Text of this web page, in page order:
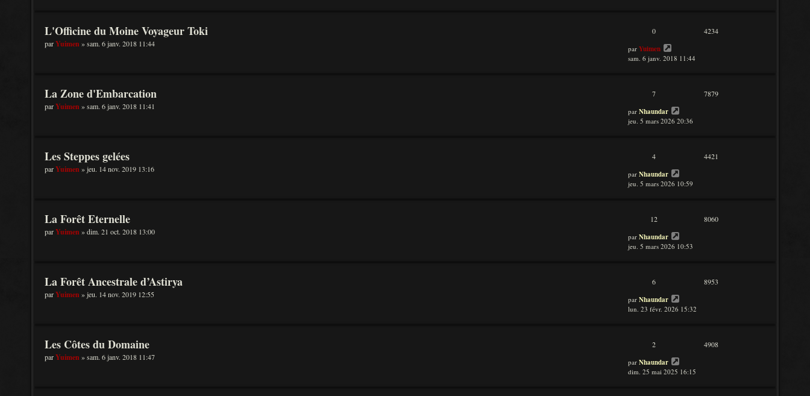
L'Officine du Moine Voyageur Toki
parYuimen» sam. 6 janv. 2018 11:44
0 4234
par Yuimen
sam. 6 janv. 2018 11:44
La Zone d'Embarcation
parYuimen» sam. 6 janv. 2018 11:41
7 7879
par Nhaundar
jeu. 5 mars 2026 20:36
Les Steppes gelées
parYuimen» jeu. 14 nov. 2019 13:16
4 4421
par Nhaundar
jeu. 5 mars 2026 10:59
La Forêt Eternelle
parYuimen» dim. 21 oct. 2018 13:00
12 8060
par Nhaundar
jeu. 5 mars 2026 10:53
La Forêt Ancestrale d’Astirya
parYuimen» jeu. 14 nov. 2019 12:55
6 8953
par Nhaundar
lun. 23 févr. 2026 15:32
Les Côtes du Domaine
parYuimen» sam. 6 janv. 2018 11:47
2 4908
par Nhaundar
dim. 25 mai 2025 16:15